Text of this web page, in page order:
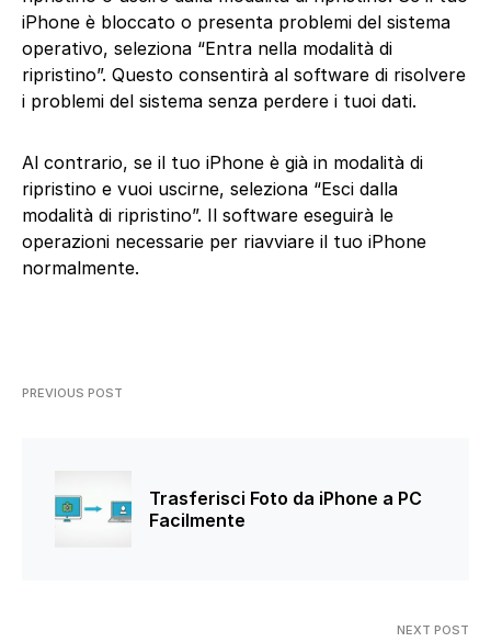
iPhone è bloccato o presenta problemi del sistema
operativo, seleziona “Entra nella modalità di
ripristino”. Questo consentirà al software di risolvere
i problemi del sistema senza perdere i tuoi dati.
Al contrario, se il tuo iPhone è già in modalità di
ripristino e vuoi uscirne, seleziona “Esci dalla
modalità di ripristino”. Il software eseguirà le
operazioni necessarie per riavviare il tuo iPhone
normalmente.
PREVIOUS POST
Trasferisci Foto da iPhone a PC
Facilmente
NEXT POST